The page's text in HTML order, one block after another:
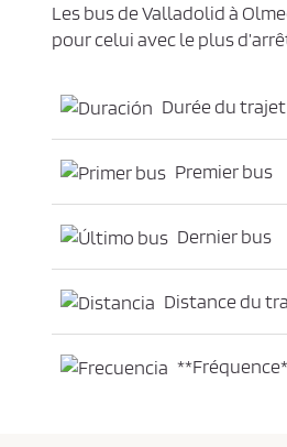
é
Les bus de Valladolid à
pour celui avec le plus
Durée du trajet
Premier bus
Dernier bus
Distance du